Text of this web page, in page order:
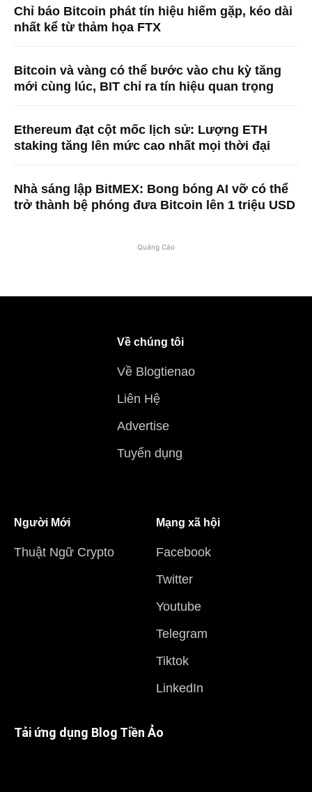
Chỉ báo Bitcoin phát tín hiệu hiếm gặp, kéo dài
nhất kể từ thảm họa FTX
Bitcoin và vàng có thể bước vào chu kỳ tăng
mới cùng lúc, BIT chỉ ra tín hiệu quan trọng
Ethereum đạt cột mốc lịch sử: Lượng ETH
staking tăng lên mức cao nhất mọi thời đại
Nhà sáng lập BitMEX: Bong bóng AI vỡ có thể
trở thành bệ phóng đưa Bitcoin lên 1 triệu USD
Quảng Cáo
Về chúng tôi
Về Blogtienao
Liên Hệ
Advertise
Tuyển dụng
Người Mới
Thuật Ngữ Crypto
Mạng xã hội
Facebook
Twitter
Youtube
Telegram
Tiktok
LinkedIn
Tải ứng dụng Blog Tiền Ảo